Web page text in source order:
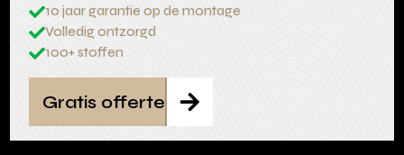
10 jaar garantie op de montage
Volledig ontzorgd
100+ stoffen

Gratis offerte